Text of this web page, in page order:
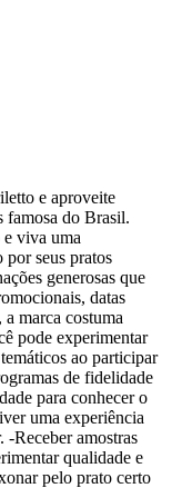
e aproveite
famosa do Brasil.
e viva uma
seus pratos
generosas que
datas
marca costuma
pode experimentar
ao participar
de fidelidade
para conhecer o
uma experiência
Receber amostras
qualidade e
pelo prato certo